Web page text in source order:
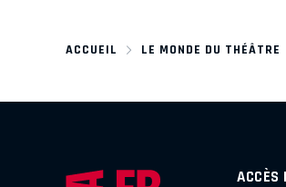
ACCUEIL LE MONDE DU THÉÂTRE
ACCÈS